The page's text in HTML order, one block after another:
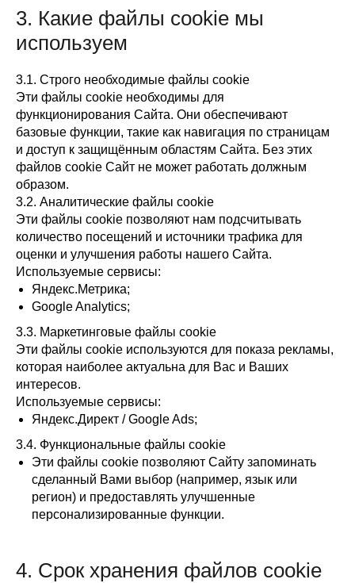
3. Какие файлы cookie мы
используем
3.1. Строго необходимые файлы cookie
Эти файлы cookie необходимы для
функционирования Сайта. Они обеспечивают
базовые функции, такие как навигация по страницам
и доступ к защищённым областям Сайта. Без этих
файлов cookie Сайт не может работать должным
образом.
3.2. Аналитические файлы cookie
Эти файлы cookie позволяют нам подсчитывать
количество посещений и источники трафика для
оценки и улучшения работы нашего Сайта.
Используемые сервисы:
Яндекс.Метрика;
Google Analytics;
3.3. Маркетинговые файлы cookie
Эти файлы cookie используются для показа рекламы,
которая наиболее актуальна для Вас и Ваших
интересов.
Используемые сервисы:
Яндекс.Директ / Google Ads;
3.4. Функциональные файлы cookie
Эти файлы cookie позволяют Сайту запоминать
сделанный Вами выбор (например, язык или
регион) и предоставлять улучшенные
персонализированные функции.
4. Срок хранения файлов cookie